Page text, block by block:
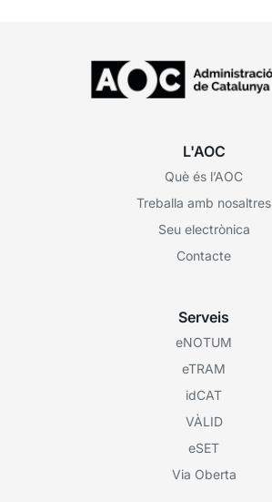
L'AOC
Què és l’AOC
Treballa amb nosaltres
Seu electrònica
Contacte
Serveis
eNOTUM
eTRAM
idCAT
VÀLID
eSET
Via Oberta